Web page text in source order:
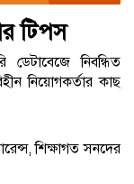
টিপস
ডেটাবেজে নিবন্ধিত
নিয়োগকর্তার কাছ
শিক্ষাগত সনদের